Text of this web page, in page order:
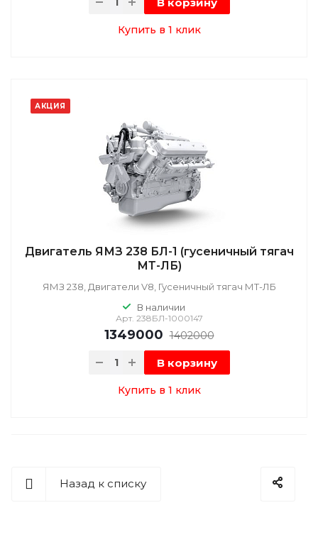
Купить в 1 клик
АКЦИЯ
Двигатель ЯМЗ 238 БЛ-1 (гусеничный тягач
МТ-ЛБ)
ЯМЗ 238, Двигатели V8, Гусеничный тягач МТ-ЛБ
В наличии
Арт. 238БЛ-1000147
1349000 1402000
В корзину
Купить в 1 клик
Назад к списку